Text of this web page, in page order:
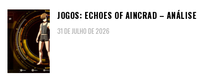
JOGOS: ECHOES OF AINCRAD – ANÁLISE
31 DE JULHO DE 2026